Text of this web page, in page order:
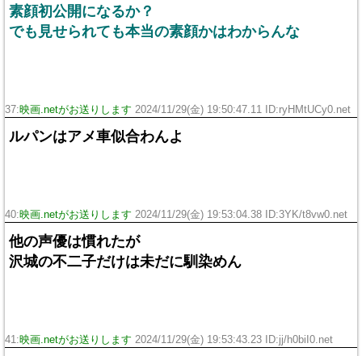
素顔初公開になるか？
でも見せられても本当の素顔かはわからんな
37:映画.netがお送りします 2024/11/29(金) 19:50:47.11 ID:ryHMtUCy0.net
ルパンはアメ車似合わんよ
40:映画.netがお送りします 2024/11/29(金) 19:53:04.38 ID:3YK/t8vw0.net
他の声優は慣れたが
沢城の不二子だけは未だに馴染めん
41:映画.netがお送りします 2024/11/29(金) 19:53:43.23 ID:jj/h0biI0.net